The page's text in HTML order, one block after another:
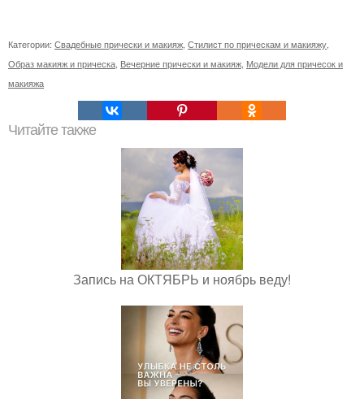
Категории: Свадебные прически и макияж, Стилист по прическам и макияжу,
Образ макияж и прическа, Вечерние прически и макияж, Модели для причесок и
макияжа
Читайте также
Запись на ОКТЯБРЬ и ноябрь веду!